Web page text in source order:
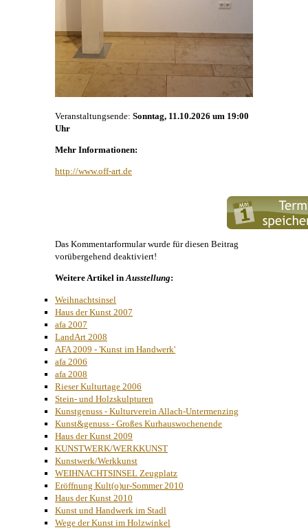
Veranstaltungsende: Sonntag, 11.10.2026 um 19:00
Uhr
Mehr Informationen:
http://www.off-art.de
Das Kommentarformular wurde für diesen Beitrag
vorübergehend deaktiviert!
Weitere Artikel inAusstellung:
Weihnachtsinsel
Haus der Kunst 2007
afa 2007
LandArt 2008
AFA 2009 - 'Kunst im Handwerk'
afa 2006
afa 2008
Rieser Kulturtage 2006
Stein- und Holzskulpturen
Kunstgenuss - Kulturverein Allach-Untermenzing
Kunst&genuss - Großes Kurhauswochenende
Haus der Kunst 2009
KUNSTWERK/WERKKUNST
Kunstwerk/Werkkunst
WEIHNACHTSINSEL Zeugplatz
Eröffnung Kult(o)ur-Sommer 2010
Haus der Kunst 2010
Kunst und Handwerk im Stadl
Wege der Kunst im Holzwinkel